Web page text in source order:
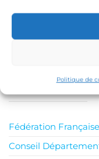
Politique de
de
précédent
GromSearch 2014,
Fédération
Conseil